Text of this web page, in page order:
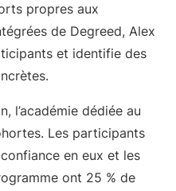
propres aux
de Degreed, Alex
et identifie des
l’académie dédiée au
Les participants
en eux et les
ont 25 % de